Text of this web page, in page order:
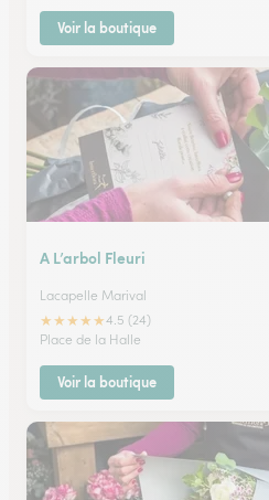
Voir la boutique
A L’arbol Fleuri
Lacapelle Marival
★★★★★4.5 (24)
Place de la Halle
Voir la boutique